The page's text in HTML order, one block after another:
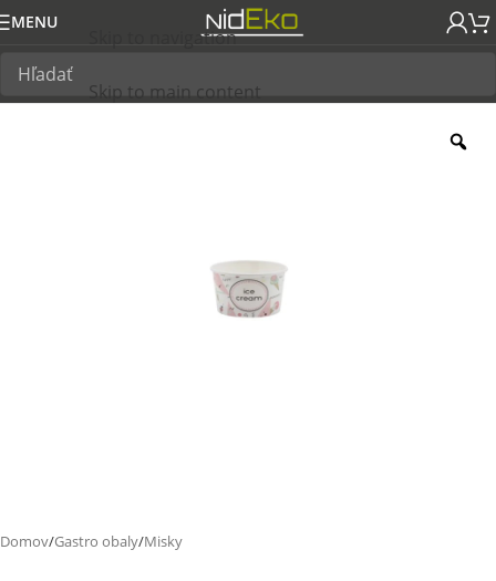
Skip to navigation
Skip to main content
MENU
Domov/Gastro obaly/Misky